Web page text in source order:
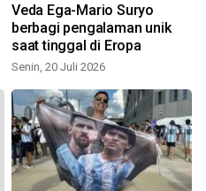
Veda Ega-Mario Suryo
berbagi pengalaman unik
saat tinggal di Eropa
Senin, 20 Juli 2026